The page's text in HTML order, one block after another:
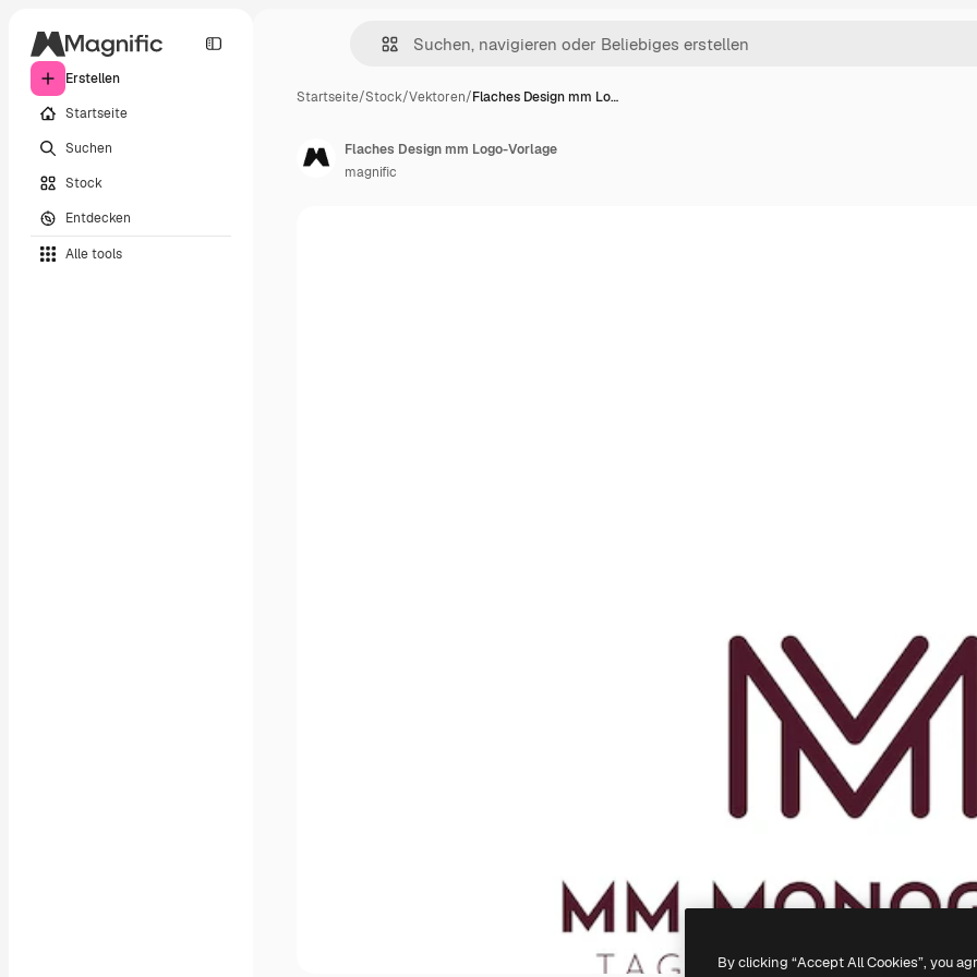
Erstellen
Startseite
Suchen
Stock
Entdecken
Alle tools
Startseite/Stock/Vektoren/Flaches Design mm Lo…
Flaches Design mm Logo-Vorlage
magnific
By clicking “Accept All Cookies”, you